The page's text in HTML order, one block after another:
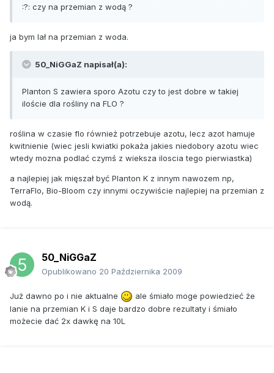
:?: czy na przemian z wodą ?
ja bym lał na przemian z woda.
50_NiGGaZ napisał(a):
Planton S zawiera sporo Azotu czy to jest dobre w takiej
iloście dla rośliny na FLO ?
roślina w czasie flo również potrzebuje azotu, lecz azot hamuje
kwitnienie (wiec jesli kwiatki pokaża jakies niedobory azotu wiec
wtedy mozna podlać czymś z wieksza iloscia tego pierwiastka)
a najlepiej jak mięszał być Planton K z innym nawozem np,
TerraFlo, Bio-Bloom czy innymi oczywiście najlepiej na przemian z
wodą.
50_NiGGaZ
Opublikowano 20 Października 2009
Już dawno po i nie aktualne
ale śmiało moge powiedzieć że
lanie na przemian K i S daje bardzo dobre rezultaty i śmiało
możecie dać 2x dawkę na 10L